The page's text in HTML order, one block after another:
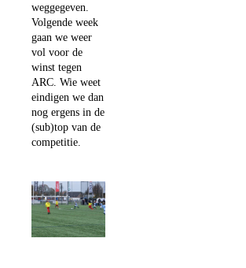
weggegeven.
Volgende week
gaan we weer
vol voor de
winst tegen
ARC. Wie weet
eindigen we dan
nog ergens in de
(sub)top van de
competitie.